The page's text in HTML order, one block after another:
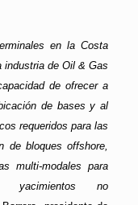
en la Costa
industria de Oil & Gas
de ofrecer a
de bases y al
requeridos para las
de bloques offshore,
multi-modales para
no